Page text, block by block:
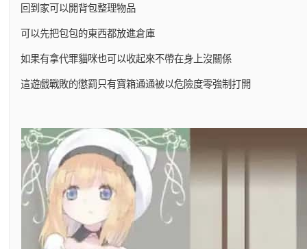
回到家可以開背包整理物品
可以先把包包的東西都放進倉庫
如果有拿代罪貓咪也可以收起來不帶在身上沒關係
這遊戲戰敗的懲罰只有寶箱通通被以危險度零強制打開